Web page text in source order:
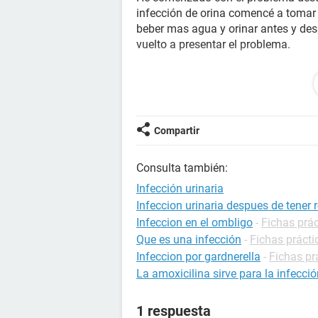
infección de orina comencé a
beber mas agua y orinar antes y
vuelto a presentar el problema.
de las infecciones urinarias
para 2 dias de tratamiento, pero
antibiotico solo es vendido con
leído sobre las recomendaciones
Compartir
Consulta también:
Infección urinaria
Infeccion urinaria despues de tener
Infeccion en el ombligo - Fichas
Que es una infección - Fichas
Infeccion por gardnerella - Fichas
La amoxicilina sirve para la
1 respuesta